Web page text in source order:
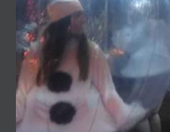
Pasacalles